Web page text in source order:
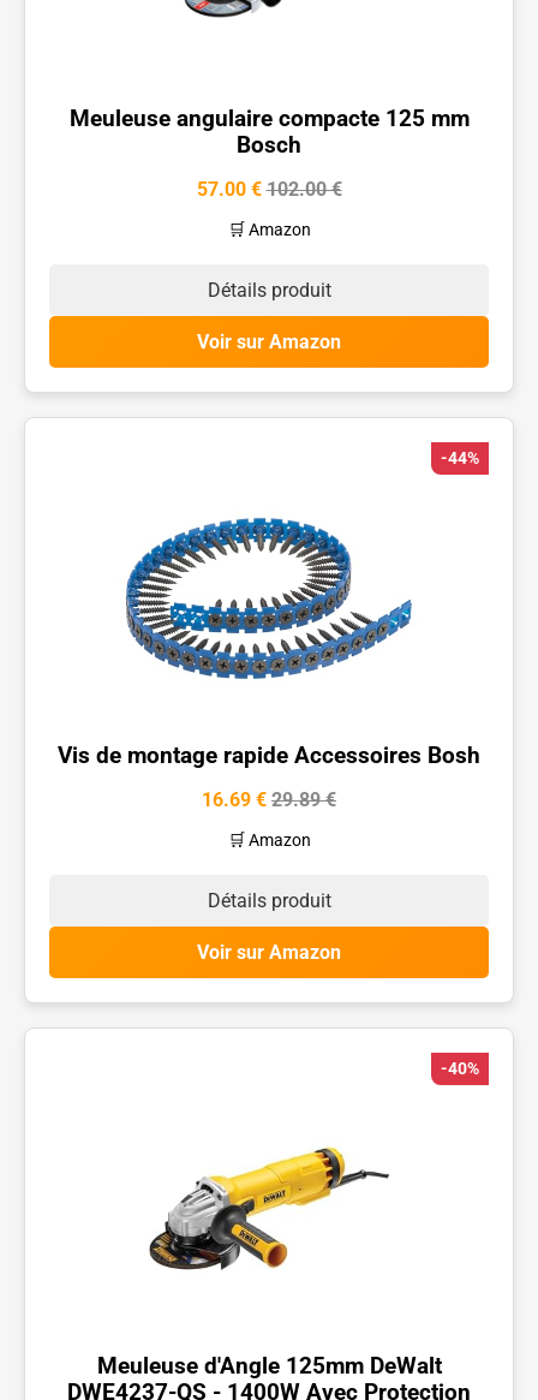
Meuleuse angulaire compacte 125 mm
Bosch
57.00 €102.00 €
🛒 Amazon
Détails produit
Voir sur Amazon
-44%
Vis de montage rapide Accessoires Bosh
16.69 € 29.89 €
🛒 Amazon
Détails produit
Voir sur Amazon
-40%
Meuleuse d'Angle 125mm DeWalt
DWE4237-QS - 1400W Avec Protection